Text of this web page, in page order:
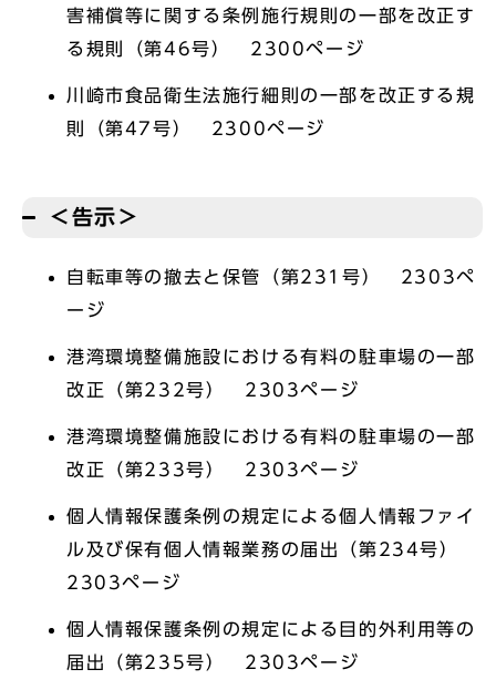
害補償等に関する条例施行規則の一部を改正す
る規則（第46号） 2300ページ
川崎市食品衛生法施行細則の一部を改正する規
則（第47号） 2300ページ
＜告示＞
自転車等の撤去と保管（第231号） 2303ペ
ージ
港湾環境整備施設における有料の駐車場の一部
改正（第232号） 2303ページ
港湾環境整備施設における有料の駐車場の一部
改正（第233号） 2303ページ
個人情報保護条例の規定による個人情報ファイ
ル及び保有個人情報業務の届出（第234号）
2303ページ
個人情報保護条例の規定による目的外利用等の
届出（第235号） 2303ページ